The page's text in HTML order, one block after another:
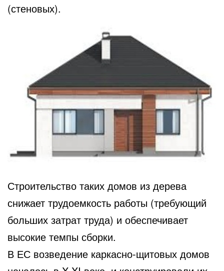
(стеновых).
Строительство таких домов из дерева
снижает трудоемкость работы (требующий
больших затрат труда) и обеспечивает
высокие темпы сборки.
В ЕС возведение каркасно-щитовых домов